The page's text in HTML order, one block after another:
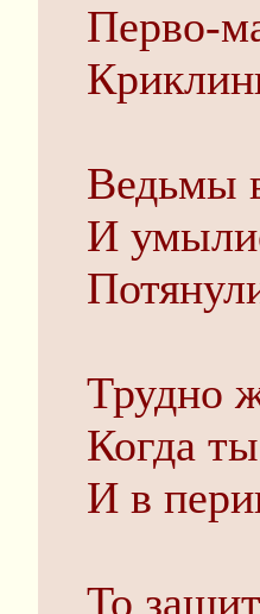
Перво-
Ведьмы
И
Трудно
Когда
И в
То